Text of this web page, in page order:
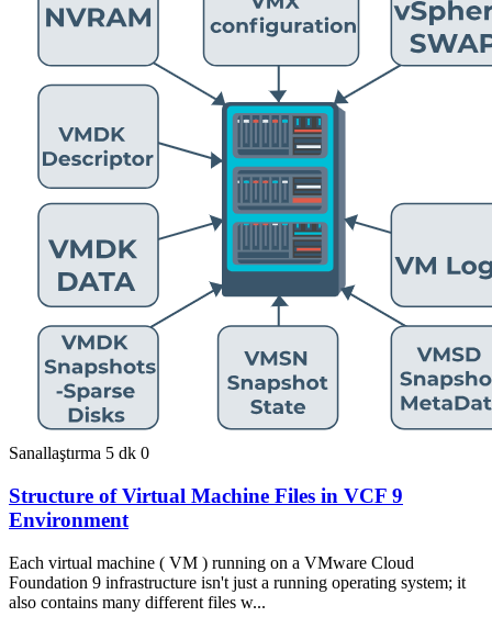
Sanallaştırma 5 dk 0
Structure of Virtual Machine Files in VCF 9
Environment
Each virtual machine ( VM ) running on a VMware Cloud
Foundation 9 infrastructure isn't just a running operating system; it
also contains many different files w...